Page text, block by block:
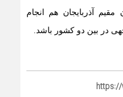
مقیم آذربایجان هم انجام
در بین دو کشور باشد.
https://